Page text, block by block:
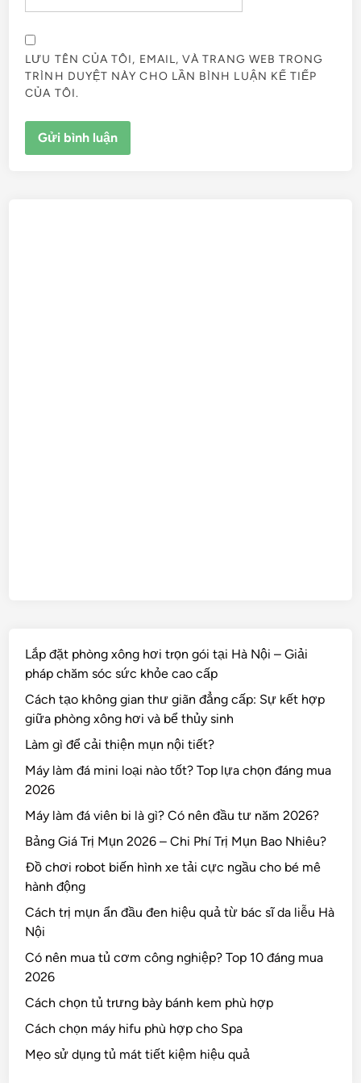
LƯU TÊN CỦA TÔI, EMAIL, VÀ TRANG WEB TRONG
TRÌNH DUYỆT NÀY CHO LẦN BÌNH LUẬN KẾ TIẾP
CỦA TÔI.
Lắp đặt phòng xông hơi trọn gói tại Hà Nội – Giải
pháp chăm sóc sức khỏe cao cấp
Cách tạo không gian thư giãn đẳng cấp: Sự kết hợp
giữa phòng xông hơi và bể thủy sinh
Làm gì để cải thiện mụn nội tiết?
Máy làm đá mini loại nào tốt? Top lựa chọn đáng mua
2026
Máy làm đá viên bi là gì? Có nên đầu tư năm 2026?
Bảng Giá Trị Mụn 2026 – Chi Phí Trị Mụn Bao Nhiêu?
Đồ chơi robot biến hình xe tải cực ngầu cho bé mê
hành động
Cách trị mụn ẩn đầu đen hiệu quả từ bác sĩ da liễu Hà
Nội
Có nên mua tủ cơm công nghiệp? Top 10 đáng mua
2026
Cách chọn tủ trưng bày bánh kem phù hợp
Cách chọn máy hifu phù hợp cho Spa
Mẹo sử dụng tủ mát tiết kiệm hiệu quả